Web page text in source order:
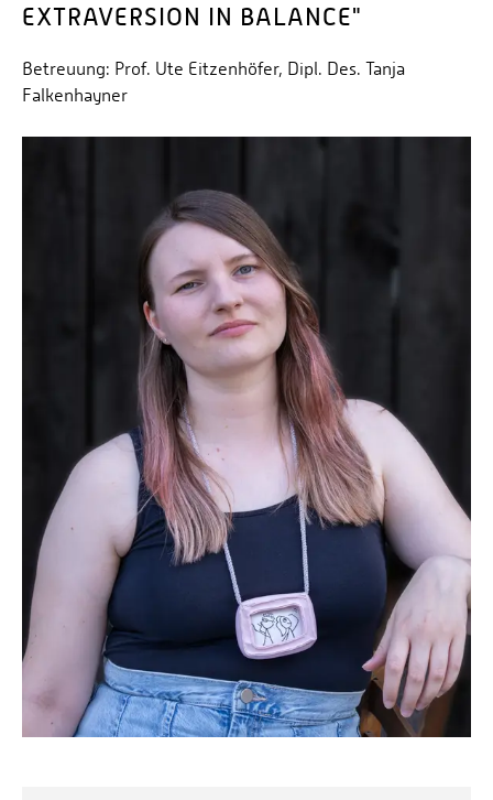
EXTRAVERSION IN BALANCE"
Betreuung: Prof. Ute Eitzenhöfer, Dipl. Des. Tanja
Falkenhayner